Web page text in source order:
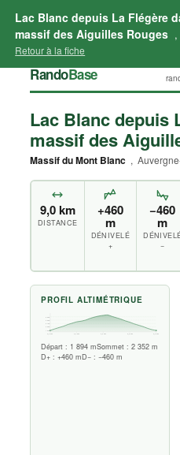
Lac Blanc depuis La Flégère
massif des Aiguilles Rouges ,
Retour à la fiche
RandoBase
Lac Blanc depuis
massif des
Massif du Mont Blanc ,
9,0 km
DISTANCE
+460
m
DÉNIVELÉ
+
−460
m
−
PROFIL ALTIMÉTRIQUE
1 900
2 000
2 100
2 200
2 300
0,0 km 2,3 km 4,5 km 6,8 km 9,0 km
Départ : 1 894 mSommet : 2 352 m
D+ : +460 mD− : −460 m